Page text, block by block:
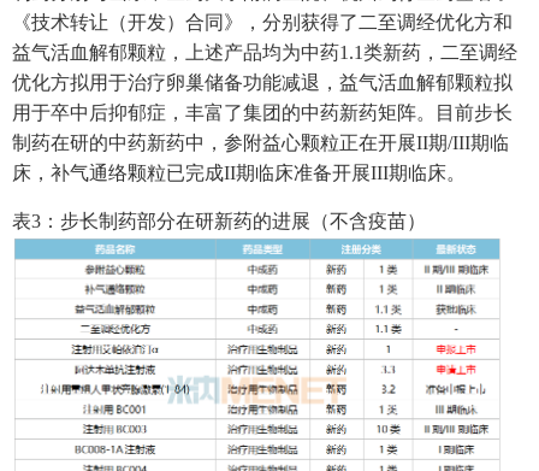
《技术转让（开发）合同》，分别获得了二至调经优化方和
益气活血解郁颗粒，上述产品均为中药1.1类新药，二至调经
优化方拟用于治疗卵巢储备功能减退，益气活血解郁颗粒拟
用于卒中后抑郁症，丰富了集团的中药新药矩阵。目前步长
制药在研的中药新药中，参附益心颗粒正在开展II期/III期临
床，补气通络颗粒已完成II期临床准备开展III期临床。
表3：步长制药部分在研新药的进展（不含疫苗）